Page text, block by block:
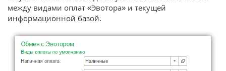
между видами оплат «Эвотора» и текущей
информационной базой.